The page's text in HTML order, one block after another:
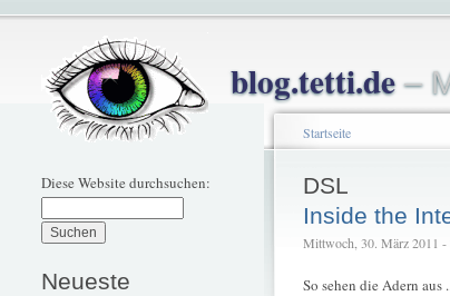
blog.tetti.de–
Diese Website durchsuchen:
Neueste
Startseite
DSL
Inside the
Mittwoch, 30. März 2011 -
So sehen die Adern aus